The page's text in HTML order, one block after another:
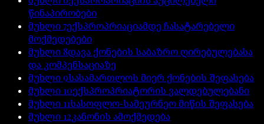
წინაპირობები
მუხლი7ექსპროპრიაციამდე ჩასატარებელი
მოქმედებები
მუხლი 8დავა ქონების საბაზრო ღირებულებასა
და კომპენსაციაზე
მუხლი 9სასამართლოს მიერ ქონების შეფასება
მუხლი 10ექსპროპრიატორის ვალდებულებანი
მუხლი 11სასოფლო-სამეურნეო მიწის შეფასება
მუხლი 12კანონის ამოქმედება